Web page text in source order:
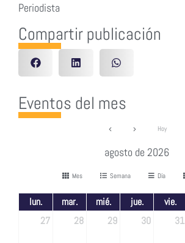
Periodista
Compartir publicación
Eventos del mes
Hoy
agosto de 2026
Mes Semana Día
lun. mar. mié. jue. vie.
27
28 29 30 31